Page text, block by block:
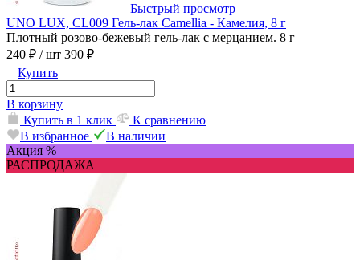
Быстрый просмотр
UNO LUX, CL009 Гель-лак Camellia - Камелия, 8 г
Плотный розово-бежевый гель-лак с мерцанием. 8 г
240 ₽ / шт 390 ₽
Купить
В корзину
Купить в 1 клик
К сравнению
В избранное
В наличии
Акция %
РАСПРОДАЖА